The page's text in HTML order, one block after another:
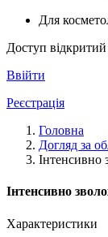
Для
Доступ
Ввійти
Реєстрація
Головна
Догляд за
Інтенсивно
Характеристики